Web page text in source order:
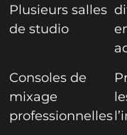
Plusieurs salles
de studio
Consoles de
mixage
professionnelles